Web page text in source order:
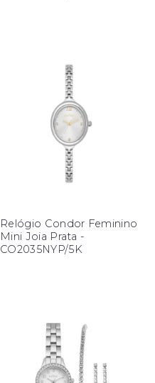
Relógio Condor Feminino
Mini Joia Prata -
CO2035NYP/5K